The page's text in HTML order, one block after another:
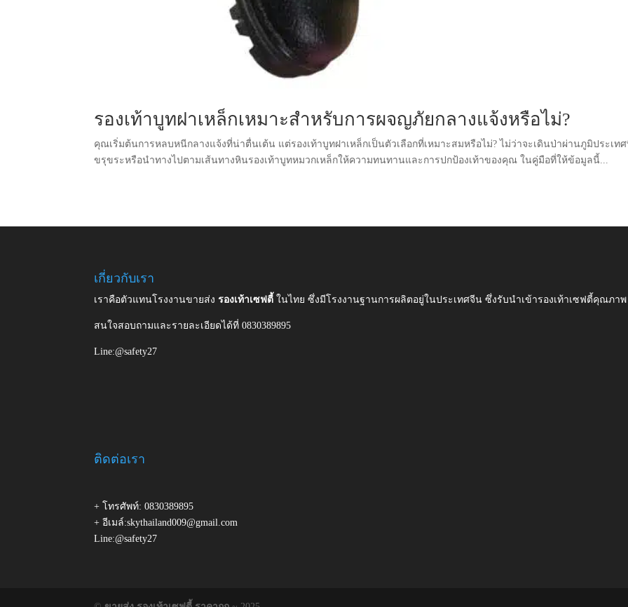
รองเท้าบูทฝาเหล็กเหมาะสําหรับการผจญภัยกลางแจ้งหรือไม่?
คุณเริ่มต้นการหลบหนีกลางแจ้งที่น่าตื่นเต้น แต่รองเท้าบูทฝาเหล็กเป็นตัวเลือกที่เหมาะสมหรือไม่? ไม่ว่าจะเดินป่าผ่านภูมิประเท
ขรุขระหรือนําทางไปตามเส้นทางหินรองเท้าบูทหมวกเหล็กให้ความทนทานและการปกป้องเท้าของคุณ ในคู่มือที่ให้ข้อมูลนี้...
เกี่ยวกับเรา
เราคือตัวแทนโรงงานขายส่งรองเท้าเซฟตี้ในไทย ซึ่งมีโรงงานฐานการผลิตอยู่ในประเทศจีน ซึ่งรับนำเข้ารองเท้าเซฟตี้คุณภ
สนใจสอบถามและรายละเอียดได้ที่ 0830389895
Line:@safety27
ติดต่อเรา
+ โทรศัพท์: 0830389895
+ อีเมล์:skythailand009@gmail.com
Line:@safety27